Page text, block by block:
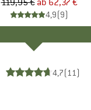
Preis
119,95 € reduzierter
ab 62,37 €
4,9(9)
4,7(11)